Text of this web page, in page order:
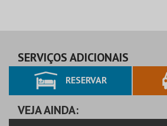
SERVIÇOS ADICIONAIS
RESERVAR
VEJA AINDA: